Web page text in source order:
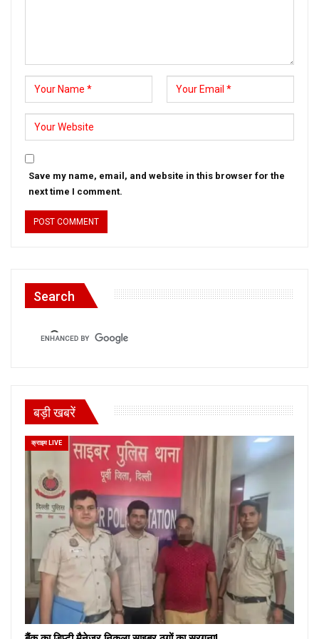
Save my name, email, and website in this browser for the
next time I comment.
Search
बड़ी खबरें
क्राइम LIVE